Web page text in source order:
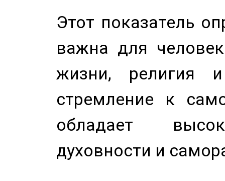
Этот показатель
важна для
жизни, религия
стремление к
обладает
духовности и